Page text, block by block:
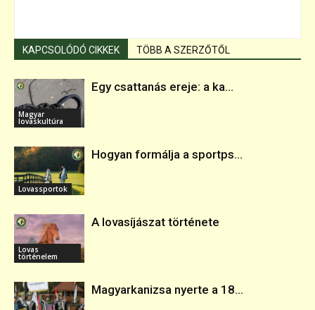
KAPCSOLÓDÓ CIKKEK TÖBB A SZERZŐTŐL
Magyar
lovaskultúra
Egy csattanás ereje: a ka...
Lovassportok
Hogyan formálja a sportps...
Lovas
történelem
A lovasíjászat története
Magyarkanizsa nyerte a 18...